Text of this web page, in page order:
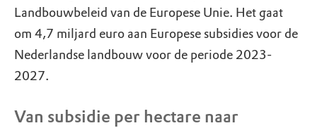
Landbouwbeleid van de Europese Unie. Het gaat
om 4,7 miljard euro aan Europese subsidies voor de
Nederlandse landbouw voor de periode 2023-
2027.
Van subsidie per hectare naar